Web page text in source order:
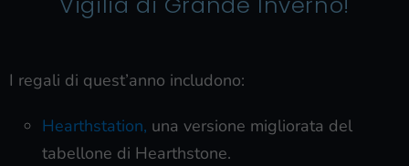
I regali di quest’anno includono:
Hearthstation, una versione migliorata del
tabellone di Hearthstone.